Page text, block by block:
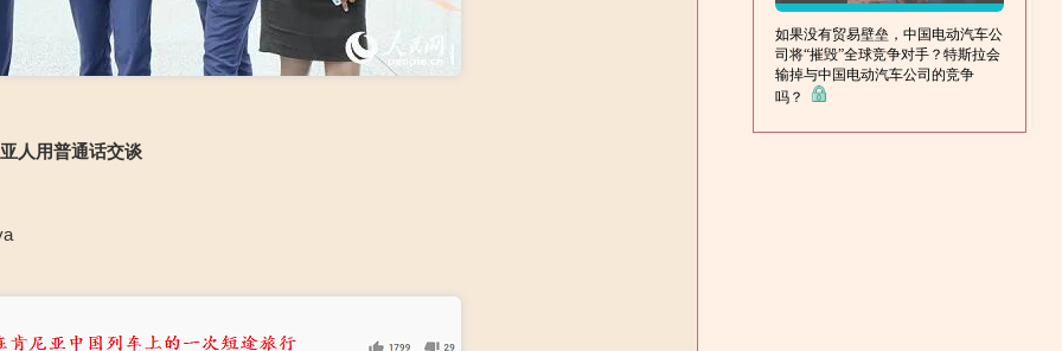
人用普通话交谈
如果没有贸易壁垒，中国电动汽车公
司将“摧毁”全球竞争对手？特斯拉会
输掉与中国电动汽车公司的竞争
吗？